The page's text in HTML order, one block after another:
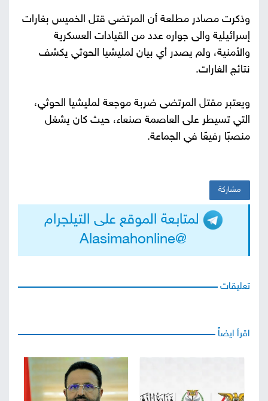
وذكرت مصادر مطلعة أن المرتضى قتل الخميس بغارات
إسرائيلية والى جواره عدد من القيادات العسكرية
والأمنية، ولم يصدر أي بيان لمليشيا الحوثي يكشف
نتائج الغارات.
ويعتبر مقتل المرتضى ضربة موجعة لمليشيا الحوثي،
التي تسيطر على العاصمة صنعاء، حيث كان يشغل
منصبًا رفيعًا في الجماعة.
مشاركة
لمتابعة الموقع على التيلجرام
@Alasimahonline
تعليقات
اقرأ ايضاً